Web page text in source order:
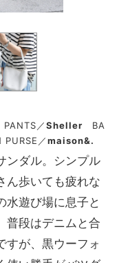
PANTS ／Sheller
BA
／maison&.
ンダル。シンプル
ん歩いても疲れな
水遊び場に息子と
普段はデニムと合
すが、黒ウーフォ